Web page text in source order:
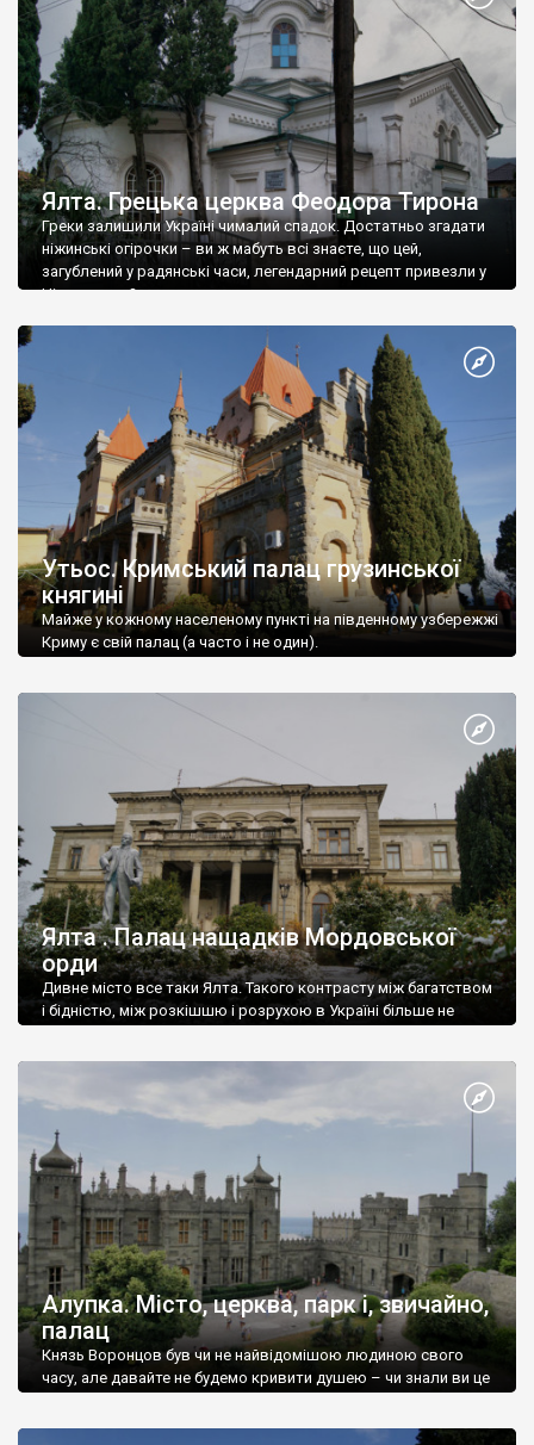
Ялта. Грецька церква Феодора Тирона
Греки залишили Україні чималий спадок. Достатньо згадати
ніжинські огірочки – ви ж мабуть всі знаєте, що цей,
загублений у радянські часи, легендарний рецепт привезли у
Ніжин греки?
Утьос. Кримський палац грузинської
княгині
Майже у кожному населеному пункті на південному узбережжі
Криму є свій палац (а часто і не один).
Ялта . Палац нащадків Мордовської
орди
Дивне місто все таки Ялта. Такого контрасту між багатством
і бідністю, між розкішшю і розрухою в Україні більше не
Алупка. Місто, церква, парк і, звичайно,
палац
Князь Воронцов був чи не найвідомішою людиною свого
часу, але давайте не будемо кривити душею – чи знали ви це